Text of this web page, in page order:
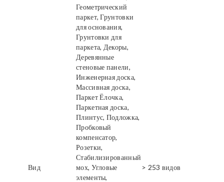
Вид
Геометрический
паркет, Грунтовки
для основания,
Грунтовки для
паркета, Декоры,
Деревянные
стеновые панели,
Инженерная доска,
Массивная доска,
Паркет Ёлочка,
Паркетная доска,
Плинтус, Подложка,
Пробковый
компенсатор,
Розетки,
Стабилизированный
мох, Угловые
элементы,
> 253 видов